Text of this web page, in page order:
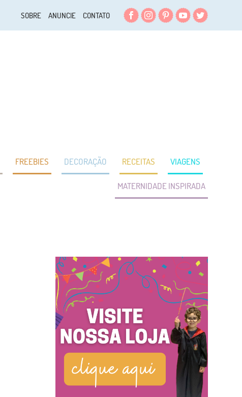
FacebookInstagram
PinterestYouTube
Twitter
SOBRE ANUNCIE CONTATO
FREEBIES DECORAÇÃO RECEITAS VIAGENS
MATERNIDADE INSPIRADA